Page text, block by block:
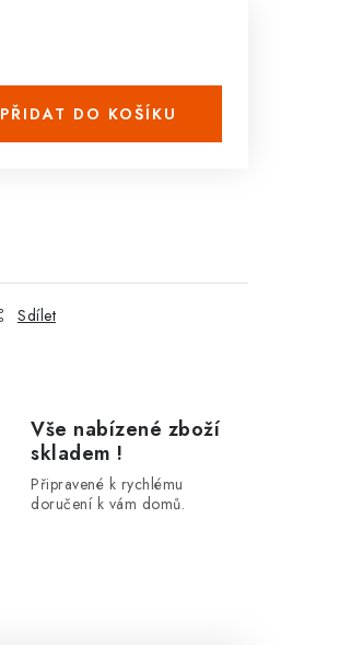
PŘIDAT DO KOŠÍKU
Sdílet
Vše nabízené zboží
skladem !
Připravené k rychlému
doručení k vám domů.